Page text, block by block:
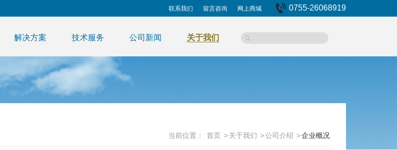
0755-26068919
联系我们 留言咨询 网上商城
解决方案 技术服务 公司新闻 关于我们
当前位置： 首页 >关于我们 >公司介绍 >企业概况